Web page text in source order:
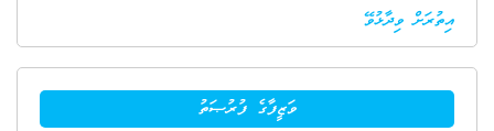
އިތުރަށް ވިދާޅުވޭ
ވަޒީފާގެ ފުރުޞަތު